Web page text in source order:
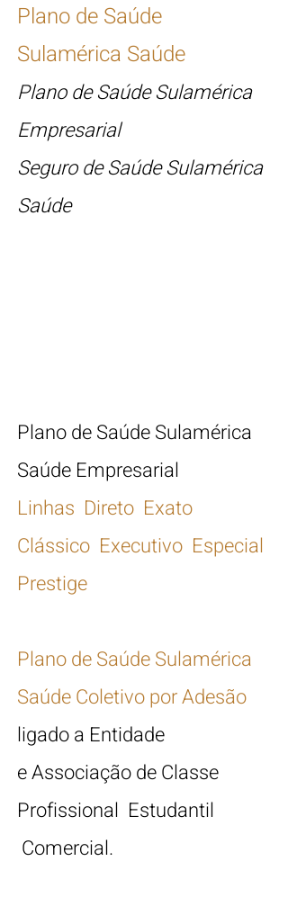
Plano de Saúde
Sulamérica Saúde
Plano de Saúde Sulamérica
Empresarial
Seguro de Saúde Sulamérica
Saúde
Plano de Saúde Sulamérica
Saúde Empresarial
Linhas Direto Exato
Clássico Executivo Especial
Prestige
Plano de Saúde Sulamérica
Saúde Coletivo por Adesão
ligado a Entidade
e Associação de Classe
Profissional Estudantil
Comercial.